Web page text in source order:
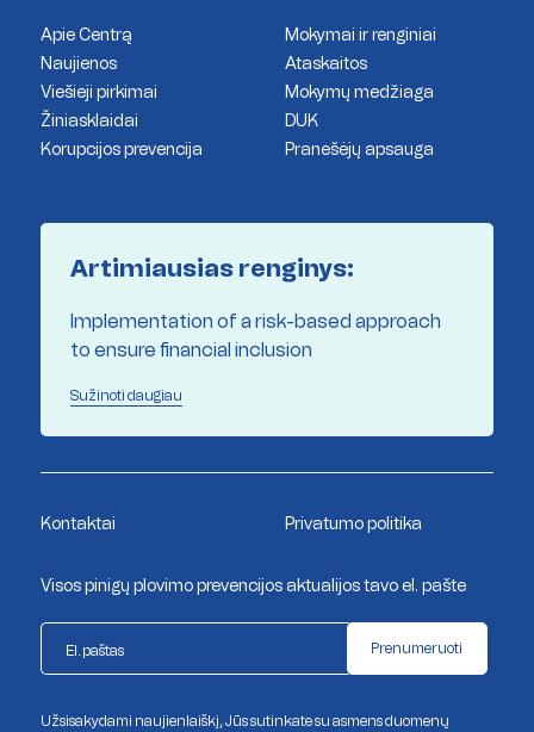
Apie Centrą
Mokymai ir renginiai
Naujienos
Ataskaitos
Viešieji pirkimai
Mokymų medžiaga
Žiniasklaidai
DUK
Korupcijos prevencija
Pranešėjų apsauga
Artimiausias renginys:
Implementation of a risk-based approach
to ensure financial inclusion
Sužinoti daugiau
Kontaktai Privatumo politika
Visos pinigų plovimo prevencijos aktualijos tavo el. pašte
Prenumeruoti
Užsisakydami naujienlaiškį, Jūs sutinkate su asmens duomenų